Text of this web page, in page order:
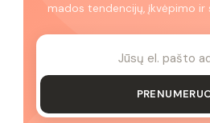
mados tendencijų, įkvėpimo ir